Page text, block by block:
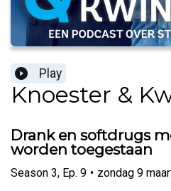
Play
Knoester &
Drank en softdrugs
worden toegestaan
Season 3, Ep. 9 • zondag 9